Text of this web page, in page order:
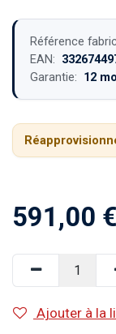
Référence
EAN:
Garantie: 12
591,00 €
Ajouter à la